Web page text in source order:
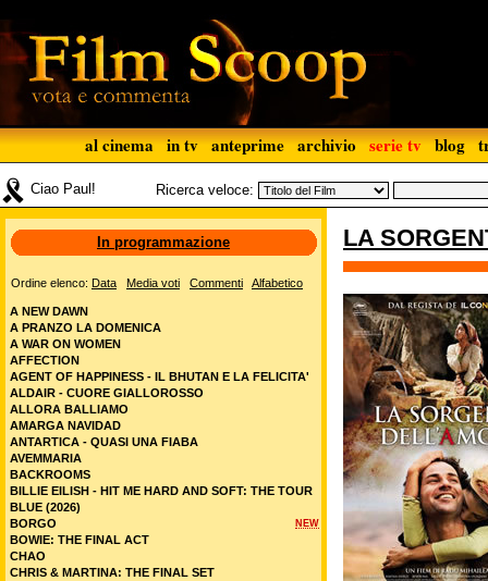
al cinema in tv anteprime archivio serie tv blog
Ciao Paul! Ricerca veloce:
LA
In programmazione
Ordine elenco: Data Media voti Commenti Alfabetico
A NEW DAWN
A PRANZO LA DOMENICA
A WAR ON WOMEN
AFFECTION
AGENT OF HAPPINESS - IL BHUTAN E LA FELICITA'
ALDAIR - CUORE GIALLOROSSO
ALLORA BALLIAMO
AMARGA NAVIDAD
ANTARTICA - QUASI UNA FIABA
AVEMMARIA
BACKROOMS
BILLIE EILISH - HIT ME HARD AND SOFT: THE TOUR
BLUE (2026)
NEW
BORGO
BOWIE: THE FINAL ACT
CHAO
CHRIS & MARTINA: THE FINAL SET